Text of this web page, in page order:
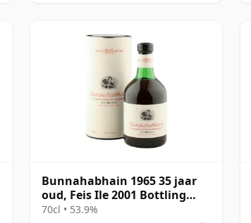
Bunnahabhain 1965 35 jaar
oud, Feis Ile 2001 Bottling
with Presentation Tube - Cask
70cl • 53.9%